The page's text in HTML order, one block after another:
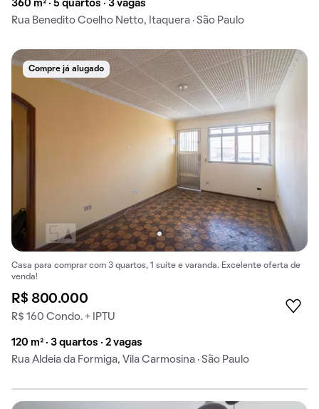
360 m² · 5 quartos · 3 vagas
Rua Benedito Coelho Netto, Itaquera · São Paulo
Compre já alugado
Casa para comprar com 3 quartos, 1 suíte e varanda. Excelente oferta de
venda!
R$ 800.000
R$ 160 Condo. + IPTU
120 m² · 3 quartos · 2 vagas
Rua Aldeia da Formiga, Vila Carmosina · São Paulo